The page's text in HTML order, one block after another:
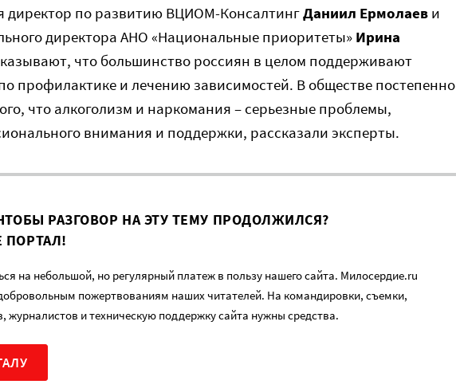
директор по развитию ВЦИОМ-КонсалтингДаниил Ермолаев и
директора АНО «Национальные приоритеты» Ирина
что большинство россиян в целом поддерживают
профилактике и лечению зависимостей. В обществе постепенно
что алкоголизм и наркомания – серьезные проблемы,
внимания и поддержки, рассказали эксперты.
РАЗГОВОР НА ЭТУ ТЕМУ ПРОДОЛЖИЛСЯ?
на небольшой, но регулярный платеж в пользу нашего сайта. Милосердие.ru
пожертвованиям наших читателей. На командировки, съемки,
журналистов и техническую поддержку сайта нужны средства.